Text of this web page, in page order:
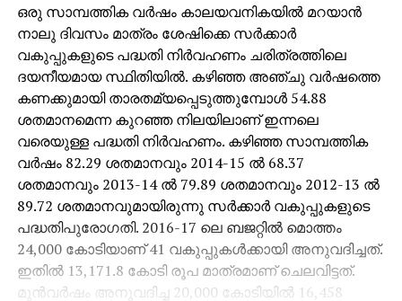
ഒരു സാമ്പത്തിക വര്‍ഷം കാലയവനികയില്‍ മറയാന്‍
നാലു ദിവസം മാത്രം ശേഷിക്കെ സര്‍ക്കാര്‍
വകുപ്പുകളുടെ പദ്ധതി നിര്‍വഹണം ചരിത്രത്തിലെ
ദയനീയമായ സ്ഥിതിയില്‍. കഴിഞ്ഞ അഞ്ചു വര്‍ഷത്തെ
കണക്കുമായി താരതമ്യപ്പെടുത്തുമ്പോള്‍ 54.88
ശതമാനമെന്ന കുറഞ്ഞ നിലയിലാണ് ഇന്നലെ
വരെയുള്ള പദ്ധതി നിര്‍വഹണം. കഴിഞ്ഞ സാമ്പത്തിക
വര്‍ഷം 82.29 ശതമാനവും 2014-15 ല്‍ 68.37
ശതമാനവും 2013-14 ല്‍ 79.89 ശതമാനവും 2012-13 ല്‍
89.72 ശതമാനവുമായിരുന്നു സര്‍ക്കാര്‍ വകുപ്പുകളുടെ
പദ്ധതിപുരോഗതി. 2016-17 ലെ ബജറ്റില്‍ മൊത്തം
24,000 കോടിയാണ് 41 വകുപ്പുകള്‍ക്കായി അനുവദിച്ചത്.
ഇതില്‍ 13,171.8 കോടി രൂപ മാത്രമാണ് ചെലവിട്ടത്.
മുന്‍വര്‍ഷം അനുവദിച്ച 20,000 കോടിയില്‍ 16,458